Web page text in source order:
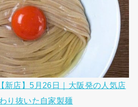
新店】5月26日｜大阪発の人気店
り抜いた自家製麺